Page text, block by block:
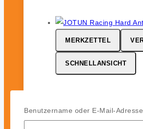
MERKZETTEL
SCHNELLANSICHT
0von 5
Benutzername oder E-Mail-Adresse